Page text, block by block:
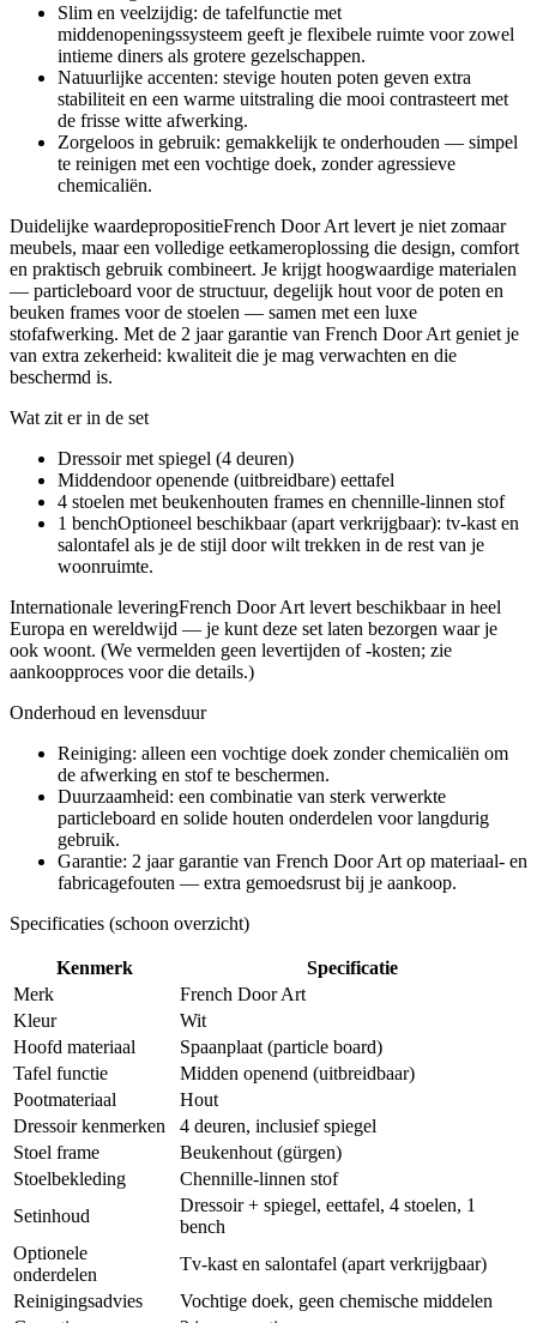
Slim en veelzijdig: de tafelfunctie met
middenopeningssysteem geeft je flexibele ruimte voor zowel
intieme diners als grotere gezelschappen.
Natuurlijke accenten: stevige houten poten geven extra
stabiliteit en een warme uitstraling die mooi contrasteert met
de frisse witte afwerking.
Zorgeloos in gebruik: gemakkelijk te onderhouden — simpel
te reinigen met een vochtige doek, zonder agressieve
chemicaliën.
Duidelijke waardepropositieFrench Door Art levert je niet zomaar
meubels, maar een volledige eetkameroplossing die design, comfort
en praktisch gebruik combineert. Je krijgt hoogwaardige materialen
— particleboard voor de structuur, degelijk hout voor de poten en
beuken frames voor de stoelen — samen met een luxe
stofafwerking. Met de 2 jaar garantie van French Door Art geniet je
van extra zekerheid: kwaliteit die je mag verwachten en die
beschermd is.
Wat zit er in de set
Dressoir met spiegel (4 deuren)
Middendoor openende (uitbreidbare) eettafel
4 stoelen met beukenhouten frames en chennille-linnen stof
1 benchOptioneel beschikbaar (apart verkrijgbaar): tv-kast en
salontafel als je de stijl door wilt trekken in de rest van je
woonruimte.
Internationale leveringFrench Door Art levert beschikbaar in heel
Europa en wereldwijd — je kunt deze set laten bezorgen waar je
ook woont. (We vermelden geen levertijden of -kosten; zie
aankoopproces voor die details.)
Onderhoud en levensduur
Reiniging: alleen een vochtige doek zonder chemicaliën om
de afwerking en stof te beschermen.
Duurzaamheid: een combinatie van sterk verwerkte
particleboard en solide houten onderdelen voor langdurig
gebruik.
Garantie: 2 jaar garantie van French Door Art op materiaal- en
fabricagefouten — extra gemoedsrust bij je aankoop.
Specificaties (schoon overzicht)
Kenmerk
Specificatie
Merk
French Door Art
Kleur
Wit
Hoofd materiaal
Spaanplaat (particle board)
Tafel functie
Midden openend (uitbreidbaar)
Pootmateriaal
Hout
Dressoir kenmerken
4 deuren, inclusief spiegel
Stoel frame
Beukenhout (gürgen)
Stoelbekleding
Chennille-linnen stof
Setinhoud
Dressoir + spiegel, eettafel, 4 stoelen, 1
bench
Optionele
onderdelen
Tv-kast en salontafel (apart verkrijgbaar)
Reinigingsadvies
Vochtige doek, geen chemische middelen